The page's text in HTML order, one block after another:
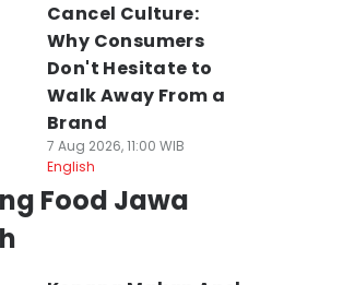
Cancel Culture:
Why Consumers
Don't Hesitate to
Walk Away From a
Brand
7 Aug 2026, 11:00 WIB
English
Food Jawa